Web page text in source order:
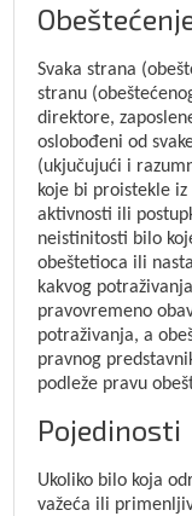
Svaka strana
stranu
direktore,
oslobođeni od
(ukjučujući i
koje bi proistekle
aktivnosti ili
neistinitosti bilo
obeštetioca ili
kakvog
pravovremeno
potraživanja, a
pravnog
podleže pravu
Pojedinosti
Ukoliko bilo koja
važeća ili